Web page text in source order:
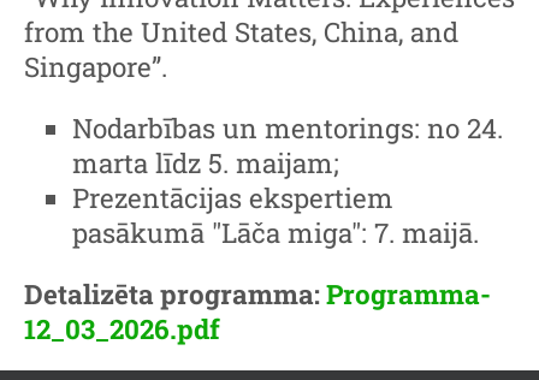
from the United States, China, and
Singapore”.
Nodarbības un mentorings: no 24.
marta līdz 5. maijam;
Prezentācijas ekspertiem
pasākumā "Lāča miga": 7. maijā.
Detalizēta programma:Programma-
12_03_2026.pdf